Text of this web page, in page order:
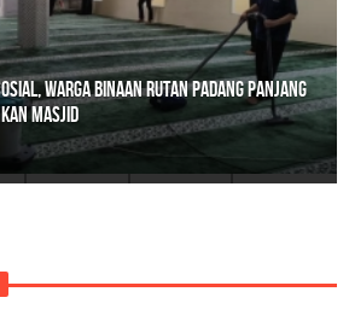
Warga Binaan Rutan Padang Panjang
Masjid